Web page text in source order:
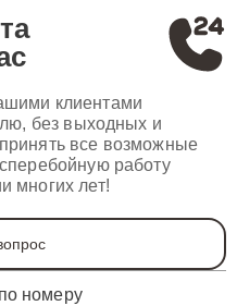
клиентами
без выходных и
все возможные
работу
многих лет!
номеру